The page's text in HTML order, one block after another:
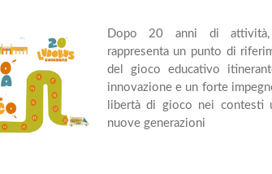
Dopo 20 anni di attività,
rappresenta un punto di
del gioco educativo
innovazione e un forte
libertà di gioco nei contesti
nuove generazioni